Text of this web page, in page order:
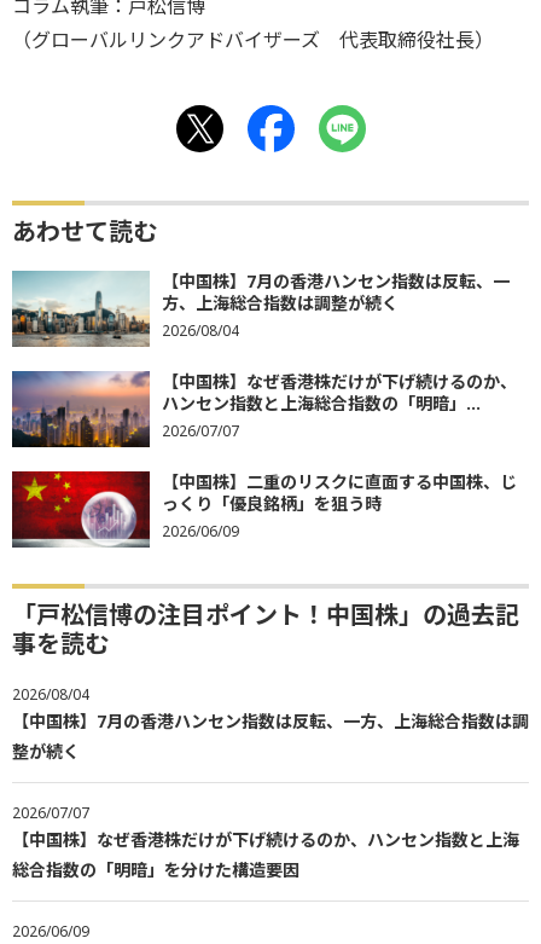
コラム執筆：戸松信博
（グローバルリンクアドバイザーズ 代表取締役社長）
あわせて読む
【中国株】7月の香港ハンセン指数は反転、一
方、上海総合指数は調整が続く
2026/08/04
【中国株】なぜ香港株だけが下げ続けるのか、
ハンセン指数と上海総合指数の「明暗」...
2026/07/07
【中国株】二重のリスクに直面する中国株、じ
っくり「優良銘柄」を狙う時
2026/06/09
「戸松信博の注目ポイント！中国株」の過去記
事を読む
2026/08/04
【中国株】7月の香港ハンセン指数は反転、一方、上海総合指数は調
整が続く
2026/07/07
【中国株】なぜ香港株だけが下げ続けるのか、ハンセン指数と上海
総合指数の「明暗」を分けた構造要因
2026/06/09